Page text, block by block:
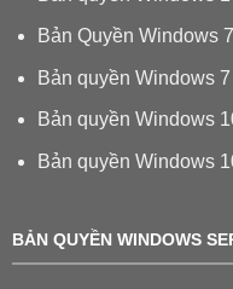
Bản Quyền Windows
Bản quyền Windows 7
Bản quyền Windows
Bản quyền Windows
BẢN QUYỀN WINDOWS